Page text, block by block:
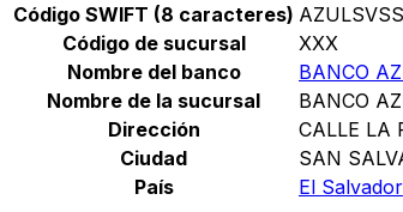
Código SWIFT (8 caracteres) AZULSVSS
Código de sucursal
XXX
Nombre del banco
BANCO
Nombre de la sucursal
BANCO
Dirección
CALLE LA
Ciudad
SAN
País
El Salvador